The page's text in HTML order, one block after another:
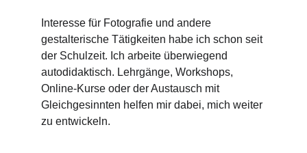
Interesse für Fotografie und andere
gestalterische Tätigkeiten habe ich schon seit
der Schulzeit. Ich arbeite überwiegend
autodidaktisch. Lehrgänge, Workshops,
Online-Kurse oder der Austausch mit
Gleichgesinnten helfen mir dabei, mich weiter
zu entwickeln.